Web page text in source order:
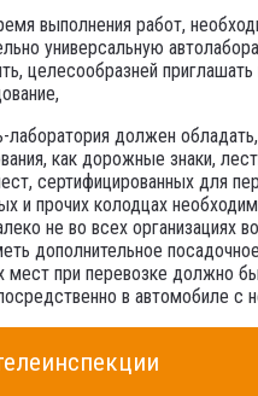
выполнения работ,
универсальную
целесообразней
лаборатория должен
как дорожные знаки,
сертифицированных для
и прочих колодцах
не во всех организациях
дополнительное
мест при перевозке должно
в автомобиле с